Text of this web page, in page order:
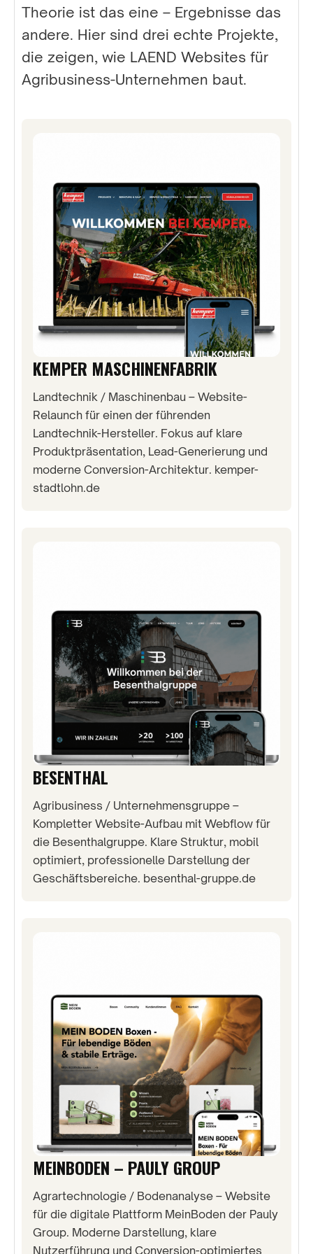
Theorie ist das eine – Ergebnisse das
andere. Hier sind drei echte Projekte,
die zeigen, wie LAEND Websites für
Agribusiness-Unternehmen baut.
KEMPER MASCHINENFABRIK
Landtechnik / Maschinenbau – Website-
Relaunch für einen der führenden
Landtechnik-Hersteller. Fokus auf klare
Produktpräsentation, Lead-Generierung und
moderne Conversion-Architektur. kemper-
stadtlohn.de
BESENTHAL
Agribusiness / Unternehmensgruppe –
Kompletter Website-Aufbau mit Webflow für
die Besenthalgruppe. Klare Struktur, mobil
optimiert, professionelle Darstellung der
Geschäftsbereiche. besenthal-gruppe.de
MEINBODEN – PAULY GROUP
Agrartechnologie / Bodenanalyse – Website
für die digitale Plattform MeinBoden der Pauly
Group. Moderne Darstellung, klare
Nutzerführung und Conversion-optimiertes